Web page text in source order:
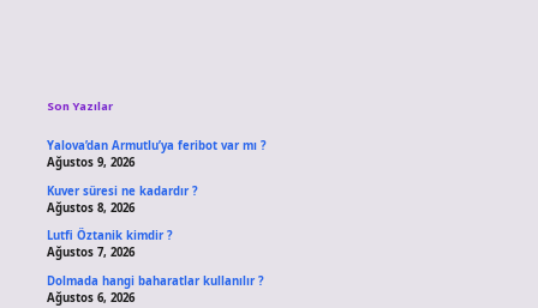
Son Yazılar
Yalova’dan Armutlu’ya feribot var mı ?
Ağustos 9, 2026
Kuver süresi ne kadardır ?
Ağustos 8, 2026
Lutfi Öztanik kimdir ?
Ağustos 7, 2026
Dolmada hangi baharatlar kullanılır ?
Ağustos 6, 2026